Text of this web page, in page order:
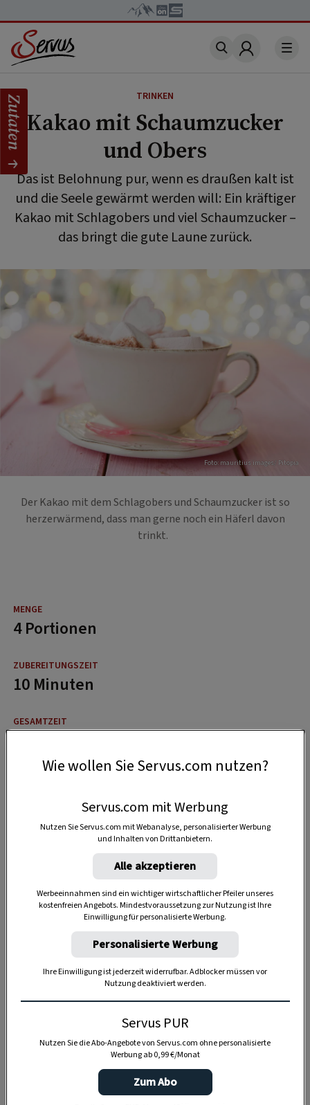
Account
TRINKEN
Kakao mit Schaumzucker
und Obers
Das ist Belohnung pur, wenn es draußen kalt ist
und die Seele gewärmt werden will: Ein kräftiger
Kakao mit Schlagobers und viel Schaumzucker –
das bringt die gute Laune zurück.
Foto: mauritius images/ Pitopia
Der Kakao mit dem Schlagobers und Schaumzucker ist so
herzerwärmend, dass man gerne noch ein Häferl davon
trinkt.
4 Portionen
10 Minuten
Anzeige
Zutaten
Wie wollen Sie Servus.com nutzen?
Servus.com mit Werbung
Nutzen Sie Servus.com mit Webanalyse, personalisierter Werbung
und Inhalten von Drittanbietern.
Alle akzeptieren
Werbeeinnahmen sind ein wichtiger wirtschaftlicher Pfeiler unseres
kostenfreien Angebots. Mindestvoraussetzung zur Nutzung ist Ihre
Einwilligung für personalisierte Werbung.
Personalisierte Werbung
Ihre Einwilligung ist jederzeit widerrufbar. Adblocker müssen vor
Nutzung deaktiviert werden.
Servus PUR
Nutzen Sie die Abo-Angebote von Servus.com ohne personalisierte
Werbung ab 0,99 €/Monat
Zum Abo